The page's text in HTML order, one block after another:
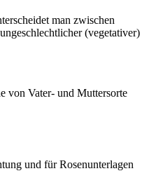
man zwischen
(vegetativer)
Vater- und Muttersorte
und für Rosenunterlagen